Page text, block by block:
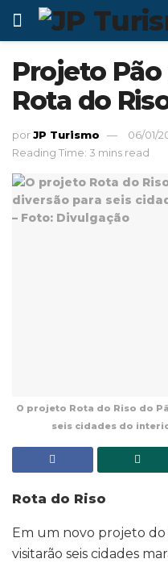
Projeto
Rota do
porJP Turismo
06/01/
Reading Time: 3 mins read
O projeto Rota do Riso do
seis cidades do
Rota do Riso
Em um novo projeto do
visitarão seis cidades